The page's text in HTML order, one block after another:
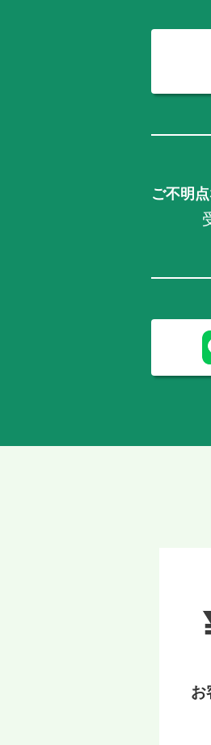
ご不明
お